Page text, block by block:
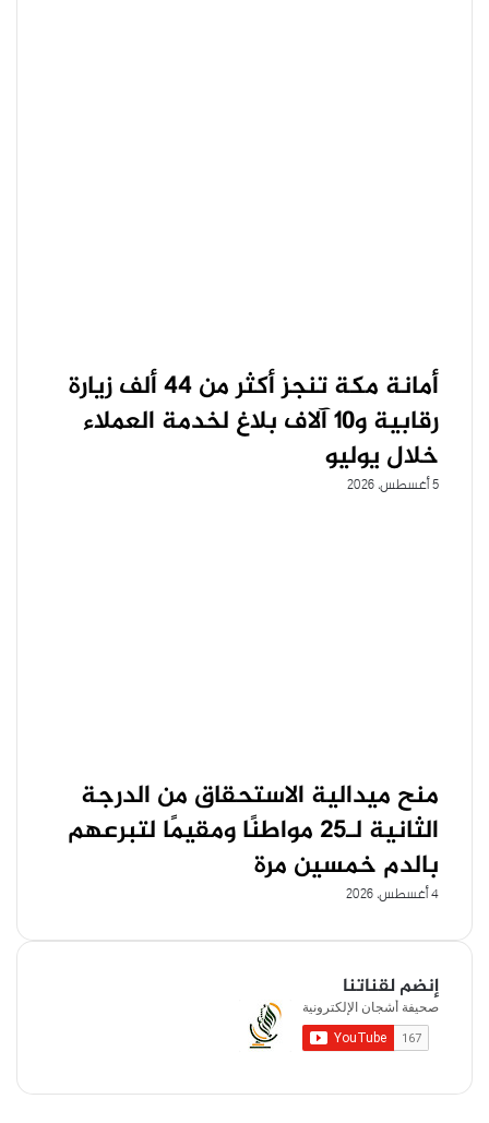
أمانة مكة تنجز أكثر من ٤٤ ألف زيارة
رقابية و١٠ آلاف بلاغ لخدمة العملاء
خلال يوليو
5 أغسطس، 2026
منح ميدالية الاستحقاق من الدرجة
الثانية لـ25 مواطنًا ومقيمًا لتبرعهم
بالدم خمسين مرة
4 أغسطس، 2026
إنضم لقناتنا